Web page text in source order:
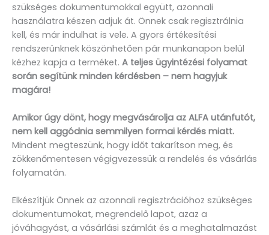
szükséges dokumentumokkal együtt, azonnali
használatra készen adjuk át. Önnek csak regisztrálnia
kell, és már indulhat is vele. A gyors értékesítési
rendszerünknek köszönhetően pár munkanapon belül
kézhez kapja a terméket. A teljes ügyintézési folyamat
során segítünk minden kérdésben – nem hagyjuk
magára!
Amikor úgy dönt, hogy megvásárolja az ALFA utánfutót,
nem kell aggódnia semmilyen formai kérdés miatt.
Mindent megteszünk, hogy időt takarítson meg, és
zökkenőmentesen végigvezessük a rendelés és vásárlás
folyamatán.
Elkészítjük Önnek az azonnali regisztrációhoz szükséges
dokumentumokat, megrendelő lapot, azaz a
jóváhagyást, a vásárlási számlát és a meghatalmazást